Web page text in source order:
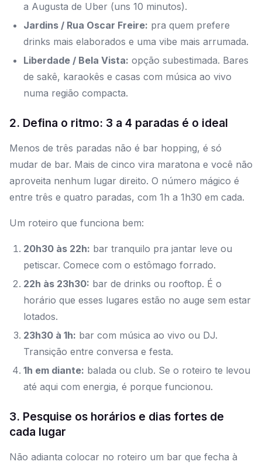
a Augusta de Uber (uns 10 minutos).
Jardins / Rua Oscar Freire: pra quem prefere
drinks mais elaborados e uma vibe mais arrumada.
Liberdade / Bela Vista: opção subestimada. Bares
de sakê, karaokês e casas com música ao vivo
numa região compacta.
2. Defina o ritmo: 3 a 4 paradas é o ideal
Menos de três paradas não é bar hopping, é só
mudar de bar. Mais de cinco vira maratona e você não
aproveita nenhum lugar direito. O número mágico é
entre três e quatro paradas, com 1h a 1h30 em cada.
Um roteiro que funciona bem:
20h30 às 22h: bar tranquilo pra jantar leve ou
petiscar. Comece com o estômago forrado.
22h às 23h30: bar de drinks ou rooftop. É o
horário que esses lugares estão no auge sem estar
lotados.
23h30 à 1h: bar com música ao vivo ou DJ.
Transição entre conversa e festa.
1h em diante: balada ou club. Se o roteiro te levou
até aqui com energia, é porque funcionou.
3. Pesquise os horários e dias fortes de
cada lugar
Não adianta colocar no roteiro um bar que fecha à